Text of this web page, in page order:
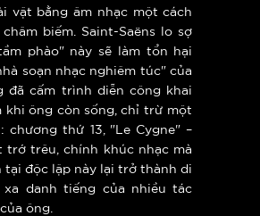
vật bằng âm nhạc một cách
biếm. Saint-Saëns lo sợ
phào" này sẽ làm tổn hại
soạn nhạc nghiêm túc" của
đã cấm trình diễn công khai
khi ông còn sống, chỉ trừ một
chương thứ 13, "Le Cygne" –
trớ trêu, chính khúc nhạc mà
tại độc lập này lại trở thành di
danh tiếng của nhiều tác
ông.